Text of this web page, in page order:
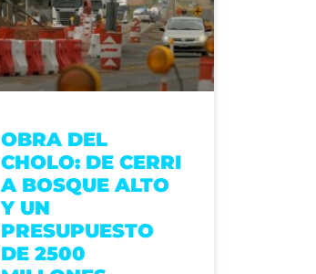
OBRA DEL
CHOLO: DE CERRI
A BOSQUE ALTO
Y UN
PRESUPUESTO
DE 2500